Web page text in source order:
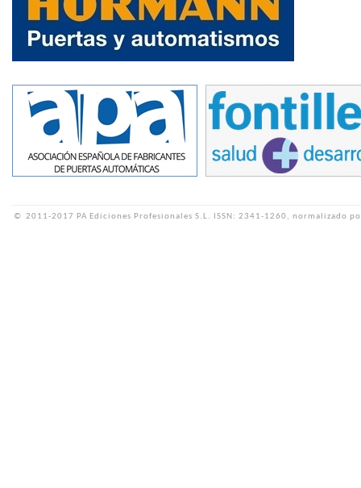
© 2011-2017 PA Ediciones Profesionales S.L. ISSN: 2341-1260, normalizado